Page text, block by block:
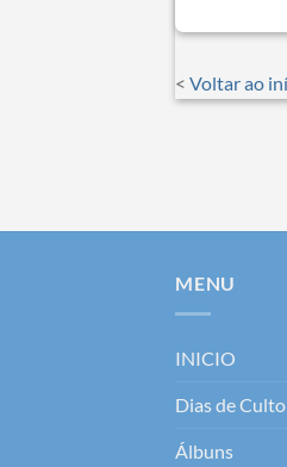
< Voltar ao
MENU
INICIO
Dias de Culto
Álbuns